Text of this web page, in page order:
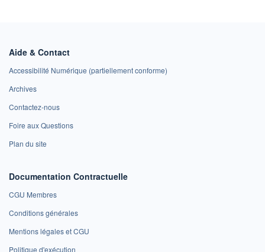
Aide & Contact
Accessibilité Numérique (partiellement conforme)
Archives
Contactez-nous
Foire aux Questions
Plan du site
Documentation Contractuelle
CGU Membres
Conditions générales
Mentions légales et CGU
Politique d'exécution